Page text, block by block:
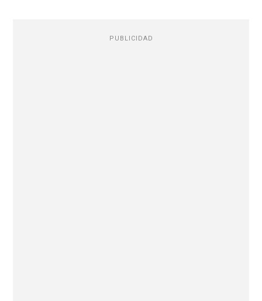
PUBLICIDAD